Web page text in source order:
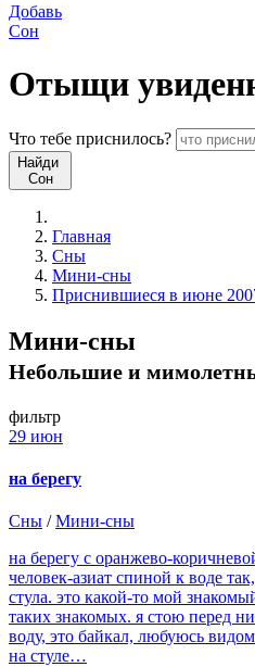
Добавь
Сон
Отыщи
Что тебе приснилось?
Найди
Сон
Главная
Сны
Мини-сны
Приснившиеся в июне
Мини-сны
Небольшие и
фильтр
29 июн
на берегу
Сны /Мини-сны
на берегу с оранжево-
человек-азиат спиной к воде
стула. это какой-то мой
таких знакомых. я стою перед
воду, это байкал, любуюсь
на стуле…